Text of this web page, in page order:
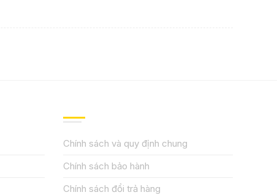
Chính sách và quy định chung
Chính sách bảo hành
Chính sách đổi trả hàng